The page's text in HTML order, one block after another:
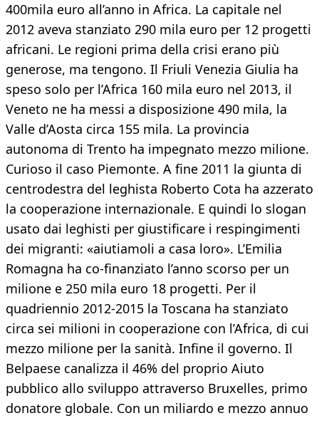
400mila euro all’anno in Africa. La capitale nel
2012 aveva stanziato 290 mila euro per 12 progetti
africani. Le regioni prima della crisi erano più
generose, ma tengono. Il Friuli Venezia Giulia ha
speso solo per l’Africa 160 mila euro nel 2013, il
Veneto ne ha messi a disposizione 490 mila, la
Valle d’Aosta circa 155 mila. La provincia
autonoma di Trento ha impegnato mezzo milione.
Curioso il caso Piemonte. A fine 2011 la giunta di
centrodestra del leghista Roberto Cota ha azzerato
la cooperazione internazionale. E quindi lo slogan
usato dai leghisti per giustificare i respingimenti
dei migranti: «aiutiamoli a casa loro». L’Emilia
Romagna ha co-finanziato l’anno scorso per un
milione e 250 mila euro 18 progetti. Per il
quadriennio 2012-2015 la Toscana ha stanziato
circa sei milioni in cooperazione con l’Africa, di cui
mezzo milione per la sanità. Infine il governo. Il
Belpaese canalizza il 46% del proprio Aiuto
pubblico allo sviluppo attraverso Bruxelles, primo
donatore globale. Con un miliardo e mezzo annuo